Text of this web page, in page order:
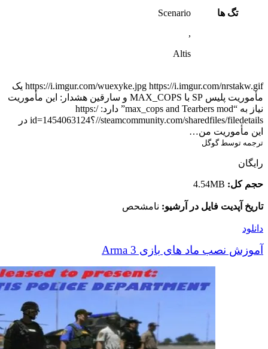
تگ ها
Scenario
,
Altis
https://i.imgur.com/wuexyke.jpg https://i.imgur.com/nrstakw.gif یک
مأموریت پلیس SP با MAX_COPS و سارقین هشدار: این مأموریت
نیاز به “max_cops and Tearbers mod” دارد: https:/
/steamcommunity.com/sharedfiles/filedetails/؟id=1454063124 در
این مأموریت من…
ترجمه توسط گوگل
رایگان
حجم کل: 4.54MB
تاریخ آپدیت فایل در آرشیو: نامشحص
دانلود
آموزش نصب ماد های بازی Arma 3